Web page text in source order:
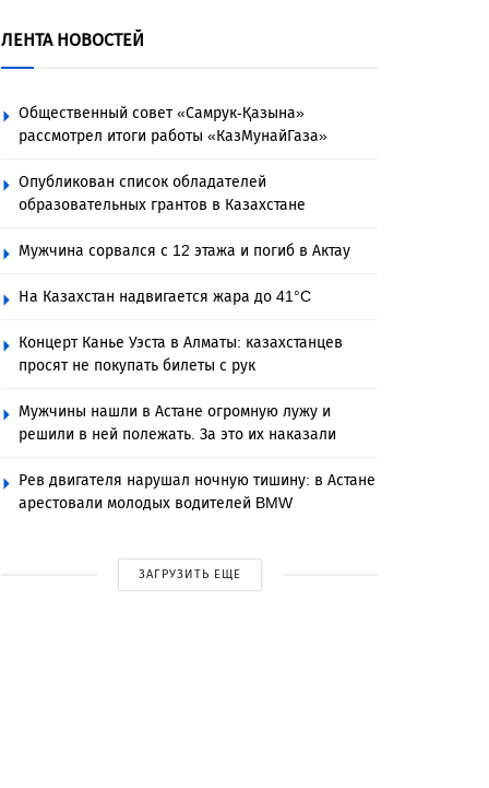
ЛЕНТА НОВОСТЕЙ
Общественный совет «Самрук-Қазына»
рассмотрел итоги работы «КазМунайГаза»
Опубликован список обладателей
образовательных грантов в Казахстане
Мужчина сорвался с 12 этажа и погиб в Актау
На Казахстан надвигается жара до 41°C
Концерт Канье Уэста в Алматы: казахстанцев
просят не покупать билеты с рук
Мужчины нашли в Астане огромную лужу и
решили в ней полежать. За это их наказали
Рев двигателя нарушал ночную тишину: в Астане
арестовали молодых водителей BMW
ЗАГРУЗИТЬ ЕЩЕ